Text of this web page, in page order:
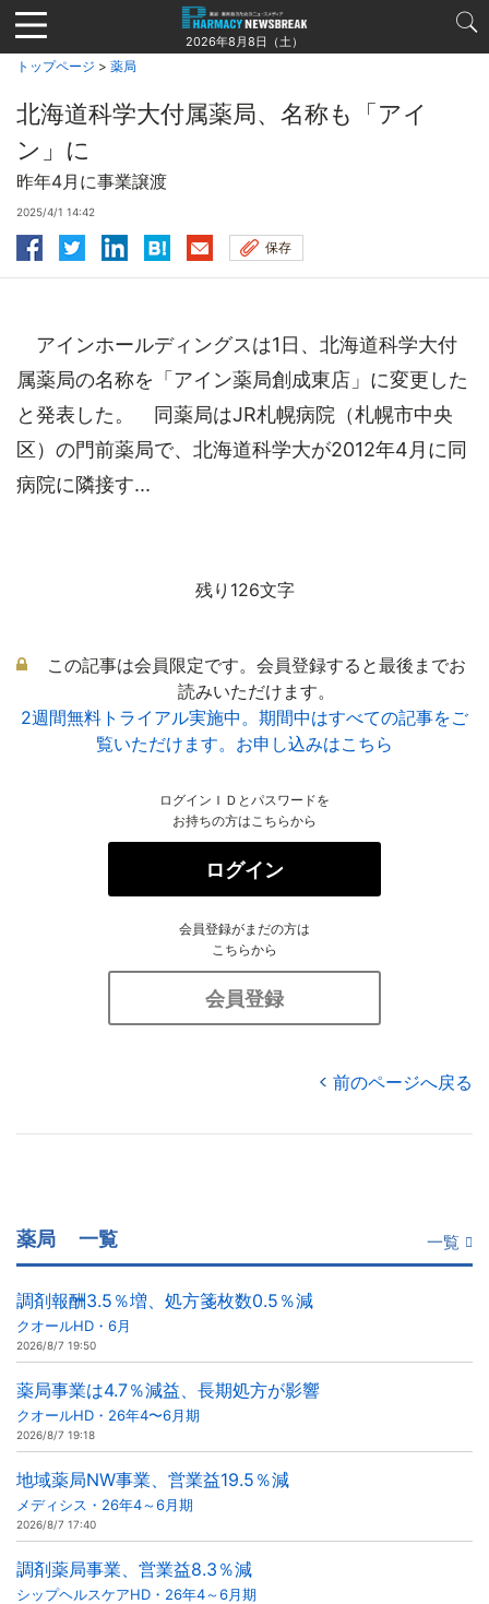
Jump
to
navigation
2026年8月8日（土）
トップページ > 薬局
北海道科学大付属薬局、名称も「アイ
ン」に
昨年4月に事業譲渡
2025/4/1 14:42
保存
アインホールディングスは1日、北海道科学大付
属薬局の名称を「アイン薬局創成東店」に変更した
と発表した。 同薬局はJR札幌病院（札幌市中央
区）の門前薬局で、北海道科学大が2012年4月に同
病院に隣接す...
残り126文字
この記事は会員限定です。会員登録すると最後までお
読みいただけます。
2週間無料トライアル実施中。期間中はすべての記事をご
覧いただけます。お申し込みはこちら
ログインＩＤとパスワードを
お持ちの方はこちらから
ログイン
会員登録がまだの方は
こちらから
会員登録
前のページへ戻る
薬局 一覧 一覧
調剤報酬3.5％増、処方箋枚数0.5％減
クオールHD・6月
2026/8/7 19:50
薬局事業は4.7％減益、長期処方が影響
クオールHD・26年4〜6月期
2026/8/7 19:18
地域薬局NW事業、営業益19.5％減
メディシス・26年4～6月期
2026/8/7 17:40
調剤薬局事業、営業益8.3％減
シップヘルスケアHD・26年4～6月期